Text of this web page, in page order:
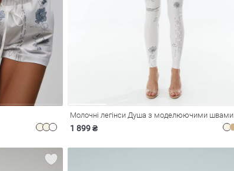
Молочні легінси Душа з моделюючими швами
1 899 ₴